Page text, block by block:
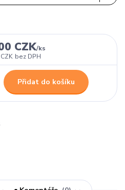
CZK/ks
bez DPH
Přidat do košíku